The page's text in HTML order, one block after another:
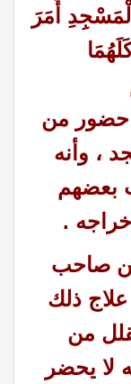
أَمَرَ
حضور من
، وأنه
بعضهم
.
من صاحب
علاج ذلك
من
لا يحضر